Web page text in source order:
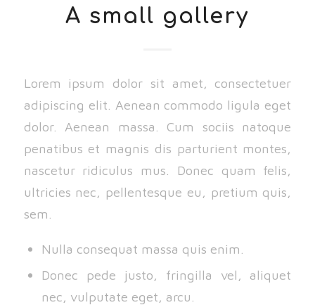
A small gallery
Lorem ipsum dolor sit amet, consectetuer
adipiscing elit. Aenean commodo ligula eget
dolor. Aenean massa. Cum sociis natoque
penatibus et magnis dis parturient montes,
nascetur ridiculus mus. Donec quam felis,
ultricies nec, pellentesque eu, pretium quis,
sem.
Nulla consequat massa quis enim.
Donec pede justo, fringilla vel, aliquet
nec, vulputate eget, arcu.